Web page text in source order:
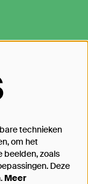
technieken
om het
beelden, zoals
Deze
Meer